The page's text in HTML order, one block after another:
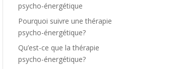
psycho-énergétique
Pourquoi suivre une thérapie
psycho-énergétique?
Qu’est-ce que la thérapie
psycho-énergétique?